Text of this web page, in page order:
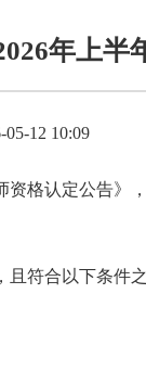
年上半
12 10:09
格认定公告》
符合以下条件